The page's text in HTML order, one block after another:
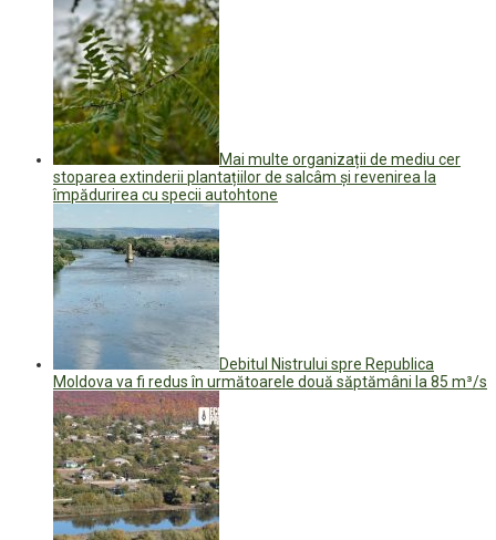
Mai multe organizații de mediu cer
stoparea extinderii plantațiilor de salcâm și revenirea la
împădurirea cu specii autohtone
Debitul Nistrului spre Republica
Moldova va fi redus în următoarele două săptămâni la 85 m³/s